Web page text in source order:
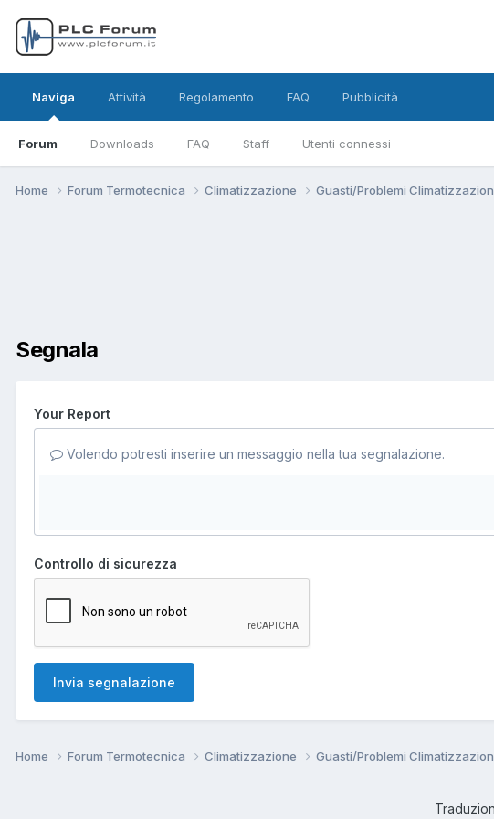
Naviga
Forum Downloads FAQ Staff Utenti connessi
Attività Regolamento FAQ Pubblicità
Home Forum Termotecnica Climatizzazione Guasti/Problemi
Segnala
Your Report
Volendo potresti inserire un messaggio nella tua segnalazione.
Controllo di sicurezza
Invia segnalazione
Home Forum Termotecnica Climatizzazione Guasti/Problemi